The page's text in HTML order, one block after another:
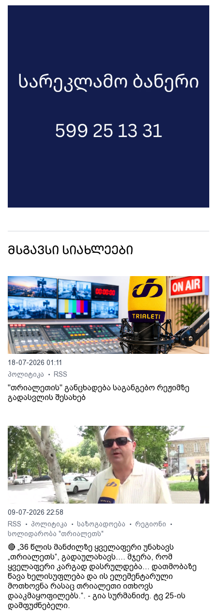
მსგავსი სიახლეები
18-07-2026 01:11
პოლიტიკა
• RSS
"თრიალეთის" განცხადება საგანგებო რეჟიმზე
გადასვლის შესახებ
09-07-2026 22:58
RSS
• პოლიტიკა • საზოგადოება • რეგიონი •
სოლიდარობა "თრიალეთს"
🔴 „36 წლის მანძილზე ყველაფერი უნახავს
„თრიალეთს“, გადაულახავს.... მჯერა, რომ
ყველაფერი კარგად დასრულდება... დათმობაზე
წავა ხელისუფლება და ის ელემენტარული
მოთხოვნა რასაც თრიალეთი ითხოვს
დააკმაყოფილებს.“. - გია სურმანიძე. ტვ 25-ის
დამფუძნებელი.